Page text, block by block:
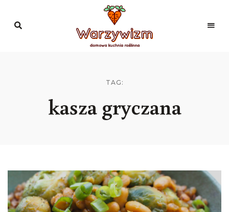
Domowa
TAG:
kasza gryczana